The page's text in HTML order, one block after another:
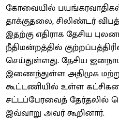
கோவையில்
தாக்குதலை, சிலிண்டர்
இதற்கு எதிராக தேசிய
நீதிமன்றத்தில்
செய்துள்ளது. தேசிய
இணைந்துள்ள அதிமுக
கூட்டணியில் உள்ள
சட்டப்பேரவைத் தேர்தலில்
இவ்வாறு அவர் கூறினார்.